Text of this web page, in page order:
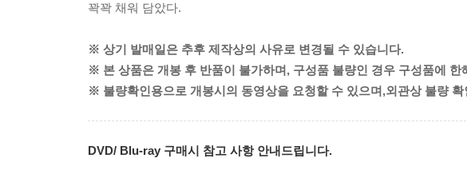
꽉꽉 채워 담았다.
※ 상기 발매일은 추후 제작상의 사유로 변경될 수 있습니다.
※ 본 상품은 개봉 후 반품이 불가하며, 구성품 불량인 경우 구성품에 한
※ 불량확인용으로 개봉시의 동영상을 요청할 수 있으며,외관상 불량
DVD/ Blu-ray 구매시 참고 사항 안내드립니다.